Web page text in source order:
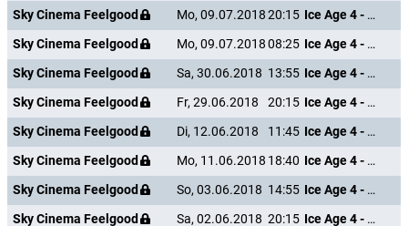
Sky Cinema Feelgood
Mo, 09.07.201820:15
Ice Age 4 - Voll verschoben
Sky Cinema Feelgood
Mo, 09.07.201808:25
Ice Age 4 - Voll verschoben
Sky Cinema Feelgood
Sa, 30.06.2018 13:55
Ice Age 4 - Voll verschoben
Sky Cinema Feelgood
Fr, 29.06.2018 20:15
Ice Age 4 - Voll verschoben
Sky Cinema Feelgood
Di, 12.06.2018 11:45
Ice Age 4 - Voll verschoben
Sky Cinema Feelgood
Mo, 11.06.2018 18:40
Ice Age 4 - Voll verschoben
Sky Cinema Feelgood
So, 03.06.2018 14:55
Ice Age 4 - Voll verschoben
Sky Cinema Feelgood
Sa, 02.06.2018 20:15
Ice Age 4 - Voll verschoben